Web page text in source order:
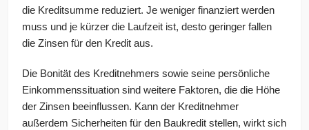
die Kreditsumme reduziert. Je weniger finanziert werden
muss und je kürzer die Laufzeit ist, desto geringer fallen
die Zinsen für den Kredit aus.
Die Bonität des Kreditnehmers sowie seine persönliche
Einkommenssituation sind weitere Faktoren, die die Höhe
der Zinsen beeinflussen. Kann der Kreditnehmer
außerdem Sicherheiten für den Baukredit stellen, wirkt sich